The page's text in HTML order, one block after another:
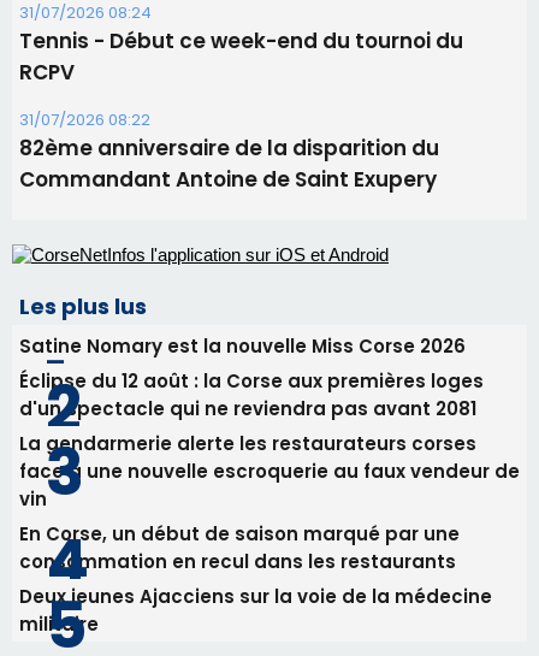
31/07/2026 08:24
Tennis - Début ce week-end du tournoi du
RCPV
31/07/2026 08:22
82ème anniversaire de la disparition du
Commandant Antoine de Saint Exupery
Les plus lus
Satine Nomary est la nouvelle Miss Corse 2026
Éclipse du 12 août : la Corse aux premières loges
d'un spectacle qui ne reviendra pas avant 2081
La gendarmerie alerte les restaurateurs corses
face à une nouvelle escroquerie au faux vendeur de
vin
En Corse, un début de saison marqué par une
consommation en recul dans les restaurants
Deux jeunes Ajacciens sur la voie de la médecine
militaire